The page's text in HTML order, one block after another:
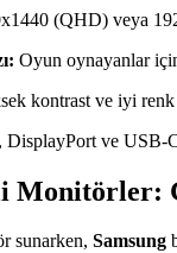
(QHD) veya
Oyun oynayanlar
kontrast ve iyi renk
ve USB-C
Monitörler:
sunarken, Samsung